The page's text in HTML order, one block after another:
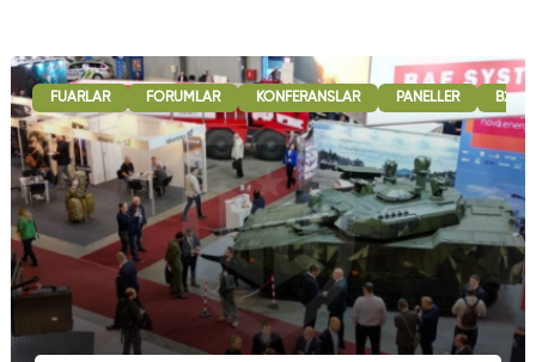
FUARLAR FORUMLAR KONFERANSLAR PANELLER B2B